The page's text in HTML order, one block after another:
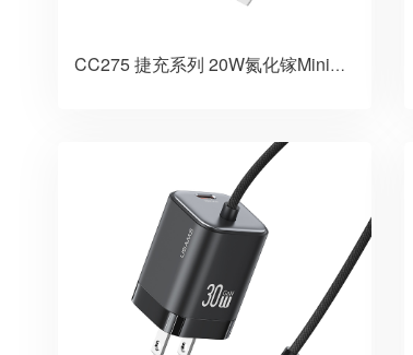
CC275 捷充系列 20W氮化镓Mini自带线双口快充充电器 英规